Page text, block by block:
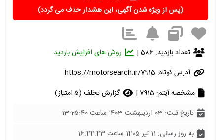
(پس از ویژه شدن آگهی، این هشدار حذف می گردد)
تعداد بازدید: 586 |
روش های افزایش بازدید
آدرس کوتاه: https://motorsearch.ir/7915
مشخصه آیتم: 7915 |
گزارش تخلف (5 امتیاز)
تاریخ ثبت: 03 اردیبهشت 1403 ساعت 13:25:40
به روز رسانی: 11 تیر 1405 ساعت 16:44:43